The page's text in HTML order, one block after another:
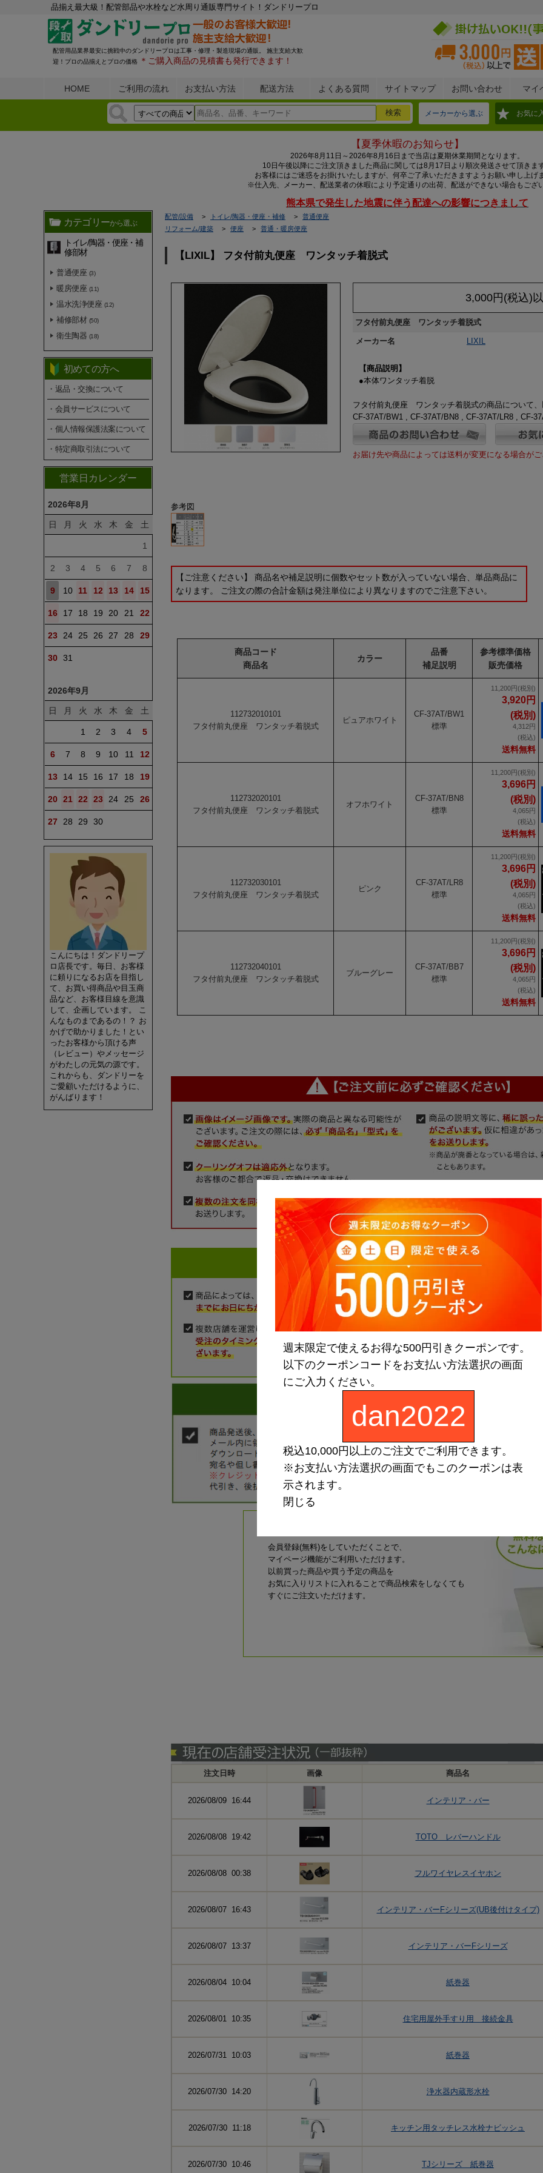
品揃え最大級！配管部品や水栓など水周り通販専門サイト！ダンドリープロ
配管用品業界最安に挑戦中のダンドリープロは工事・修理・製造現場の通販。 施主支給大歓
迎！プロの品揃えとプロの価格
＊ご購入商品の見積書も発行できます！
HOME ご利用の流れ お支払い方法 配送方法 よくある質問 サイトマップ お問い合わせ マイ
メーカーから選ぶ お気に
【夏季休暇のお知らせ】
2026年8月11日～2026年8月16日まで当店は夏期休業期間となります。
10日午後以降にご注文頂きました商品に関しては8月17日より順次発送させて頂きま
お客様にはご迷惑をお掛けいたしますが、何卒ご了承いただきますようお願い申し上げ
※仕入先、メーカー、配送業者の休暇により予定通りの出荷、配送ができない場合もござ
熊本県で発生した地震に伴う配達への影響につきまして
カテゴリーから選ぶ
トイレ/陶器・便座・補
修部材
普通便座 (3)
暖房便座 (11)
温水洗浄便座 (12)
補修部材 (50)
衛生陶器 (18)
初めての方へ
・返品・交換について
・会員サービスについて
・個人情報保護法案について
・特定商取引法について
営業日カレンダー
2026年8月
日 月 火 水 木 金 土
1
2 3 4 5 6 7 8
9 10 11 12 13 14 15
16 17 18 19 20 21 22
23 24 25 26 27 28 29
30 31
2026年9月
日 月 火 水 木 金 土
1 2 3 4 5
6 7 8 9 10 11 12
13 14 15 16 17 18 19
20 21 22 23 24 25 26
27 28 29 30
こんにちは！ダンドリープ
ロ店長です。毎日、お客様
に頼りになるお店を目指し
て、お買い得商品や目玉商
品など、お客様目線を意識
して、企画しています。 こ
んなものまであるの！？ お
かげで助かりました！とい
ったお客様から頂ける声
（レビュー）やメッセージ
がわたしの元気の源です。
これからも、ダンドリーを
ご愛顧いただけるように、
がんばります！
配管/設備 トイレ/陶器・便座・補修
普通便座
リフォーム/建築
便座 普通・暖房便座
【LIXIL】 フタ付前丸便座 ワンタッチ着脱式
参考図
3,000円(税込)
フタ付前丸便座 ワンタッチ着脱式
メーカー名 LIXIL
【商品説明】
●本体ワンタッチ着脱
フタ付前丸便座 ワンタッチ着脱式の商品について
CF-37AT/BW1 , CF-37AT/BN8 , CF-37AT/LR8 , CF-
お届け先や商品によっては送料が変更になる場合が
【ご注意ください】 商品名や補足説明に個数やセット数が入っていない場合、単品商品に
なります。 ご注文の際の合計金額は発注単位により異なりますのでご注意下さい。
商品コード
商品名
カラー
品番
補足説明
参考標準価格
販売価格
112732010101
フタ付前丸便座 ワンタッチ着脱式
ピュアホワイト
CF-37AT/BW1
標準
11,200円(税別)
3,920円
(税別)
4,312円
(税込)
送料無料
112732020101
フタ付前丸便座 ワンタッチ着脱式
オフホワイト
CF-37AT/BN8
標準
11,200円(税別)
3,696円
(税別)
4,065円
(税込)
送料無料
112732030101
フタ付前丸便座 ワンタッチ着脱式
ピンク
CF-37AT/LR8
標準
11,200円(税別)
3,696円
(税別)
4,065円
(税込)
送料無料
112732040101
フタ付前丸便座 ワンタッチ着脱式
ブルーグレー
CF-37AT/BB7
標準
11,200円(税別)
3,696円
(税別)
4,065円
(税込)
送料無料
会員登録(無料)をしていただくことで、
マイページ機能がご利用いただけます。
以前買った商品や買う予定の商品を
お気に入りリストに入れることで商品検索をしなくても
すぐにご注文いただけます。
注文日時 画像 商品名
2026/08/09 16:44 インテリア・バー
2026/08/08 19:42 TOTO レバーハンドル
2026/08/08 00:38 フルワイヤレスイヤホン
2026/08/07 16:43 インテリア・バーFシリーズ(UB後付けタイプ)
2026/08/07 13:37 インテリア・バーFシリーズ
2026/08/04 10:04 紙巻器
2026/08/01 10:35 住宅用屋外手すり用 接続金具
2026/07/31 10:03 紙巻器
2026/07/30 14:20 浄水器内蔵形水栓
2026/07/30 11:18 キッチン用タッチレス水栓ナビッシュ
2026/07/30 10:46 TJシリーズ 紙巻器
週末限定で使えるお得な500円引きクーポンです。
以下のクーポンコードをお支払い方法選択の画面
にご入力ください。
dan2022
税込10,000円以上のご注文でご利用できます。
※お支払い方法選択の画面でもこのクーポンは表
示されます。
閉じる